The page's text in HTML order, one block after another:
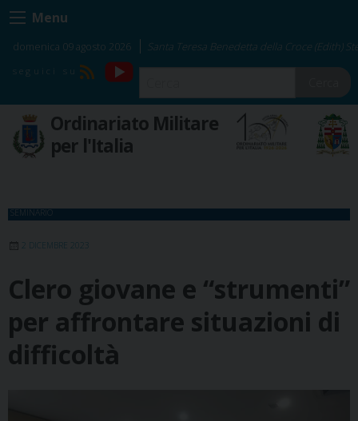
Skip
to
content
Menu
domenica 09 agosto 2026 Santa Teresa Benedetta della Croce (Edith)
RSS
YouTube
Ordinariato Militare
per l'Italia
SEMINARIO
2 DICEMBRE 2023
Clero giovane e “strumenti”
per affrontare situazioni di
difficoltà